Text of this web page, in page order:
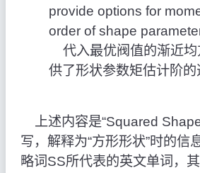
provide options for
order of shape
代入最优阀值的渐近均
供了形状参数矩估计阶的
上述内容是“Squared
写，解释为“方形形状”时的信
略词SS所代表的英文单词，